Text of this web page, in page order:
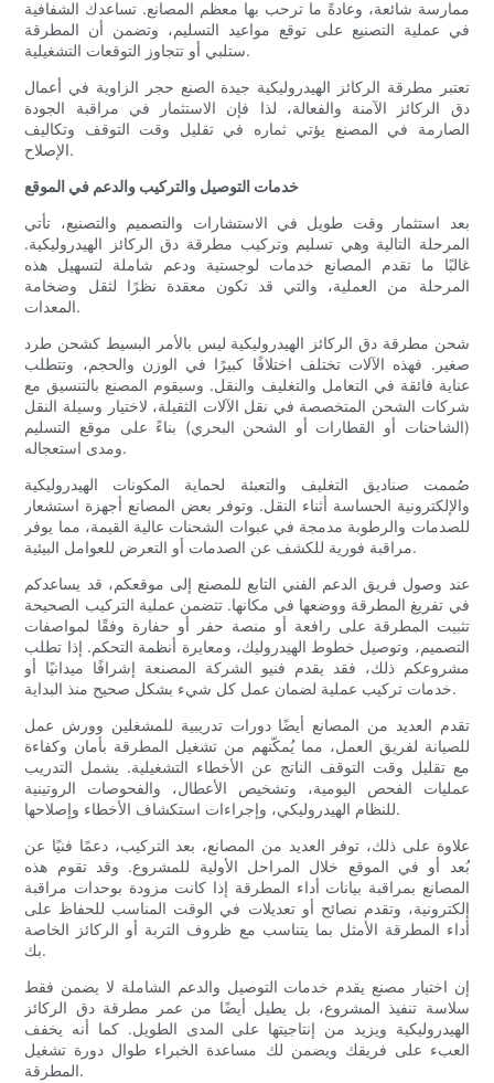
ممارسة شائعة، وعادةً ما ترحب بها معظم المصانع. تساعدك الشفافية
في عملية التصنيع على توقع مواعيد التسليم، وتضمن أن المطرقة
ستلبي أو تتجاوز التوقعات التشغيلية.
تعتبر مطرقة الركائز الهيدروليكية جيدة الصنع حجر الزاوية في أعمال
دق الركائز الآمنة والفعالة، لذا فإن الاستثمار في مراقبة الجودة
الصارمة في المصنع يؤتي ثماره في تقليل وقت التوقف وتكاليف
الإصلاح.
خدمات التوصيل والتركيب والدعم في الموقع
بعد استثمار وقت طويل في الاستشارات والتصميم والتصنيع، تأتي
المرحلة التالية وهي تسليم وتركيب مطرقة دق الركائز الهيدروليكية.
غالبًا ما تقدم المصانع خدمات لوجستية ودعم شاملة لتسهيل هذه
المرحلة من العملية، والتي قد تكون معقدة نظرًا لثقل وضخامة
المعدات.
شحن مطرقة دق الركائز الهيدروليكية ليس بالأمر البسيط كشحن طرد
صغير. فهذه الآلات تختلف اختلافًا كبيرًا في الوزن والحجم، وتتطلب
عناية فائقة في التعامل والتغليف والنقل. وسيقوم المصنع بالتنسيق مع
شركات الشحن المتخصصة في نقل الآلات الثقيلة، لاختيار وسيلة النقل
(الشاحنات أو القطارات أو الشحن البحري) بناءً على موقع التسليم
ومدى استعجاله.
صُممت صناديق التغليف والتعبئة لحماية المكونات الهيدروليكية
والإلكترونية الحساسة أثناء النقل. وتوفر بعض المصانع أجهزة استشعار
للصدمات والرطوبة مدمجة في عبوات الشحنات عالية القيمة، مما يوفر
مراقبة فورية للكشف عن الصدمات أو التعرض للعوامل البيئية.
عند وصول فريق الدعم الفني التابع للمصنع إلى موقعكم، قد يساعدكم
في تفريغ المطرقة ووضعها في مكانها. تتضمن عملية التركيب الصحيحة
تثبيت المطرقة على رافعة أو منصة حفر أو حفارة وفقًا لمواصفات
التصميم، وتوصيل خطوط الهيدروليك، ومعايرة أنظمة التحكم. إذا تطلب
مشروعكم ذلك، فقد يقدم فنيو الشركة المصنعة إشرافًا ميدانيًا أو
خدمات تركيب عملية لضمان عمل كل شيء بشكل صحيح منذ البداية.
تقدم العديد من المصانع أيضًا دورات تدريبية للمشغلين وورش عمل
للصيانة لفريق العمل، مما يُمكّنهم من تشغيل المطرقة بأمان وكفاءة
مع تقليل وقت التوقف الناتج عن الأخطاء التشغيلية. يشمل التدريب
عمليات الفحص اليومية، وتشخيص الأعطال، والفحوصات الروتينية
للنظام الهيدروليكي، وإجراءات استكشاف الأخطاء وإصلاحها.
علاوة على ذلك، توفر العديد من المصانع، بعد التركيب، دعمًا فنيًا عن
بُعد أو في الموقع خلال المراحل الأولية للمشروع. وقد تقوم هذه
المصانع بمراقبة بيانات أداء المطرقة إذا كانت مزودة بوحدات مراقبة
إلكترونية، وتقدم نصائح أو تعديلات في الوقت المناسب للحفاظ على
أداء المطرقة الأمثل بما يتناسب مع ظروف التربة أو الركائز الخاصة
بك.
إن اختيار مصنع يقدم خدمات التوصيل والدعم الشاملة لا يضمن فقط
سلاسة تنفيذ المشروع، بل يطيل أيضًا من عمر مطرقة دق الركائز
الهيدروليكية ويزيد من إنتاجيتها على المدى الطويل. كما أنه يخفف
العبء على فريقك ويضمن لك مساعدة الخبراء طوال دورة تشغيل
المطرقة.